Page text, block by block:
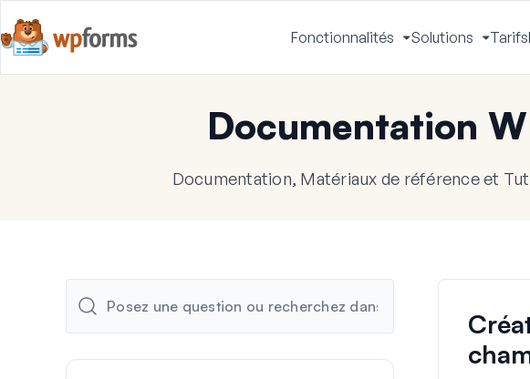
Fonctionnalités
Activer
le
Solutions
le
Tarifs
Documentation
Documentation, Matériaux de référence et